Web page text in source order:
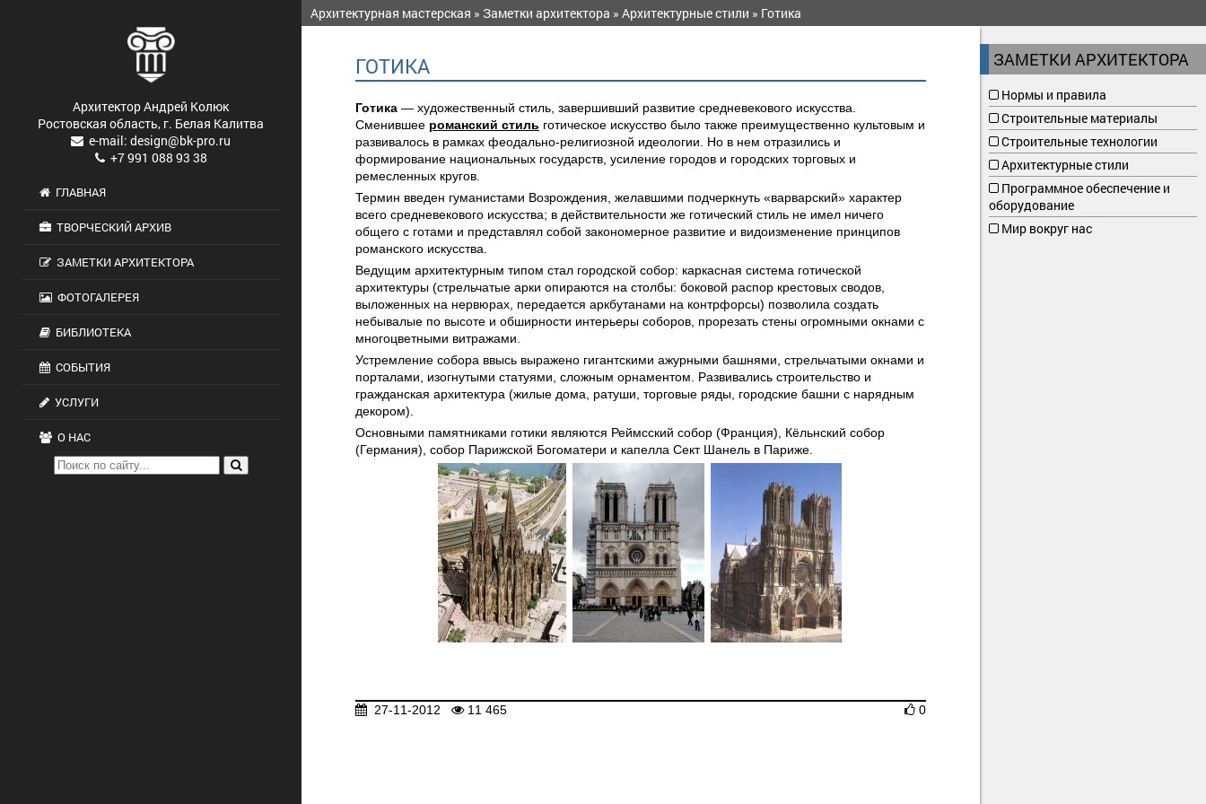
Архитектор Андрей Колюк
Ростовская область, г. Белая Калитва
e-mail: design@bk-pro.ru
+7 991 088 93 38
ГЛАВНАЯ
ТВОРЧЕСКИЙ АРХИВ
ЗАМЕТКИ АРХИТЕКТОРА
ФОТОГАЛЕРЕЯ
БИБЛИОТЕКА
СОБЫТИЯ
УСЛУГИ
О НАС
Архитектурная мастерская » Заметки архитектора » Архитектурные стили » Готика
ГОТИКА
Готика — художественный стиль, завершивший развитие средневекового искусства.
Сменившее романский стиль готическое искусство было также преимущественно культовым и
развивалось в рамках феодально-религиозной идеологии. Но в нем отразились и
формирование национальных государств, усиление городов и городских торговых и
ремесленных кругов.
Термин введен гуманистами Возрождения, желавшими подчеркнуть «варварский» характер
всего средневекового искусства; в действительности же готический стиль не имел ничего
общего с готами и представлял собой закономерное развитие и видоизменение принципов
романского искусства.
Ведущим архитектурным типом стал городской собор: каркасная система готической
архитектуры (стрельчатые арки опираются на столбы: боковой распор крестовых сводов,
выложенных на нервюрах, передается аркбутанами на контрфорсы) позволила создать
небывалые по высоте и обширности интерьеры соборов, прорезать стены огромными окнами с
многоцветными витражами.
Устремление собора ввысь выражено гигантскими ажурными башнями, стрельчатыми окнами и
порталами, изогнутыми статуями, сложным орнаментом. Развивались строительство и
гражданская архитектура (жилые дома, ратуши, торговые ряды, городские башни с нарядным
декором).
Основными памятниками готики являются Реймсский собор (Франция), Кёльнский собор
(Германия), собор Парижской Богоматери и капелла Сект Шанель в Париже.
27-11-2012 11 465 0
ЗАМЕТКИ АРХИТЕКТОРА
Нормы и правила
Строительные материалы
Строительные технологии
Архитектурные стили
Программное обеспечение и
оборудование
Мир вокруг нас